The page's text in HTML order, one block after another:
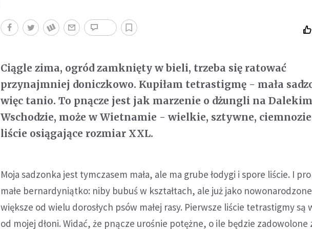
Ciągle zima, ogród zamknięty w bieli, trzeba się ratować
przynajmniej doniczkowo. Kupiłam tetrastigmę - mała
więc tanio. To pnącze jest jak marzenie o dżungli na
Wschodzie, może w Wietnamie - wielkie, sztywne,
liście osiągające rozmiar XXL.
Moja sadzonka jest tymczasem mała, ale ma grube łodygi i spore liście. I
małe bernardyniątko: niby bubuś w kształtach, ale już jako
większe od wielu dorosłych psów małej rasy. Pierwsze liście tetrastigmy są
od mojej dłoni. Widać, że pnącze urośnie potężne, o ile będzie zadowolone